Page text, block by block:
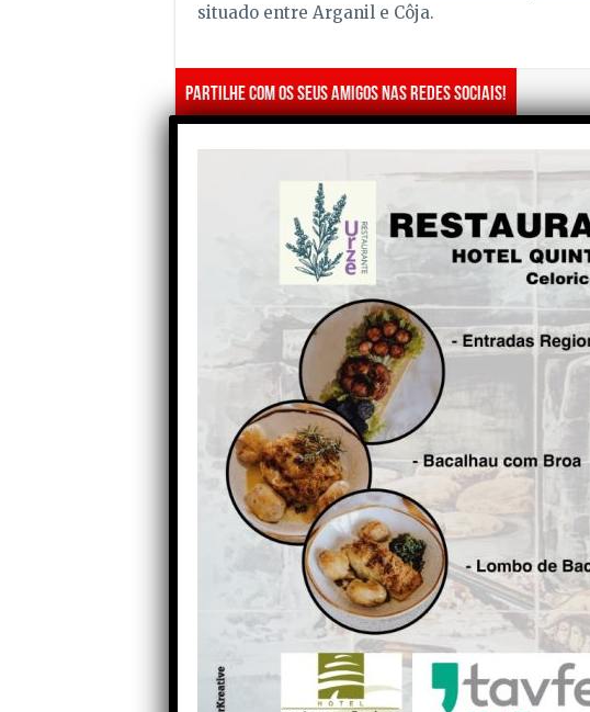
situado entre Arganil e Côja.
Partilhe com os seus amigos nas redes sociais!
Coimbra: Mulher preparava-
se para entrar na prisão com
600 doses de heróina